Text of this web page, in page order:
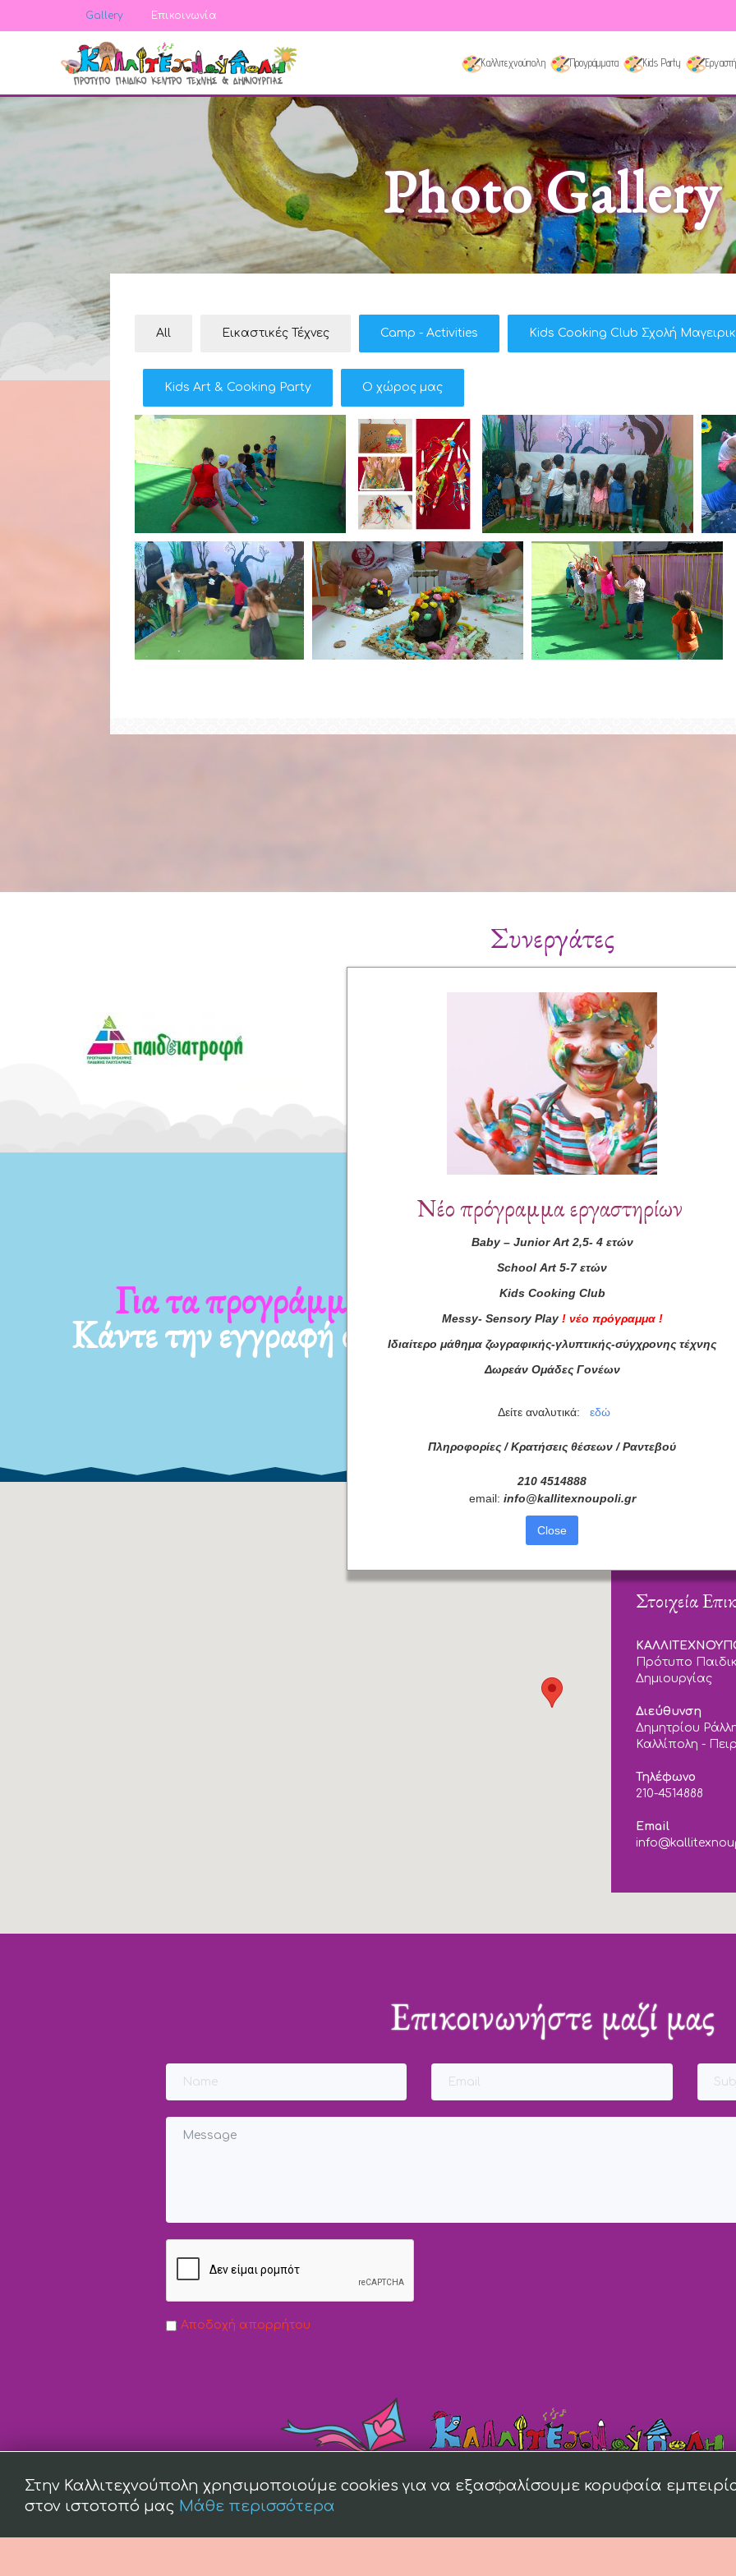
Gallery Επικοινωνία
Καλλιτεχνούπολη Προγράμματα Kids Party
Photo Gallery
All Εικαστικές Τέχνες Camp - Activities Kids Cooking Club Σχολή
Kids Art & Cooking Party Ο χώρος μας
Συνεργάτες
Για τα προγράμματά μας
Κάντε την εγγραφή σας τώρα! Συμφωνώ με τουςΌρους
διαβάσει τις
Στοιχεία
Πρότυπο
Δημιουργίας
Διεύθυνση
Δημητρίου
Καλλίπολη -
Τηλέφωνο
210-4514888
Email
Επικοινωνήστε μαζί μας
Αποδοχή απορρήτου
Νέο πρόγραμμα εργαστηρίων
Baby– Junior Art2,5- 4 ετών
School Art 5-7 ετών
Kids Cooking Club
Messy- Sensory Play ! νέο πρόγραμμα !
Ιδιαίτερο μάθημα ζωγραφικής-γλυπτικής-σύγχρονης τέχνης
Δωρεάν Ομάδες Γονέων
Δείτε αναλυτικά: εδώ
Πληροφορίες / Κρατήσεις θέσεων / Ραντεβού
210 4514888
email: info@kallitexnoupoli.gr
Close
Στην Καλλιτεχνούπολη χρησιμοποιούμε cookies για να εξασφαλίσουμε κορυφαία
στον ιστοτοπό μας Μάθε περισσότερα